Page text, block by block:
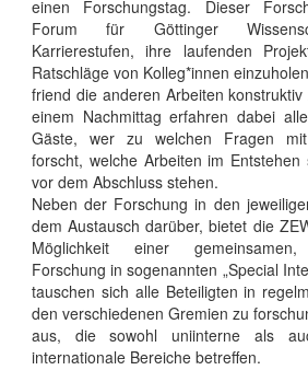
einen Forschungstag. Dieser
Forum für Göttinger
Karrierestufen, ihre laufenden
Ratschläge von Kolleg*innen
friend die anderen Arbeiten
einem Nachmittag erfahren dabei
Gäste, wer zu welchen Fragen
forscht, welche Arbeiten im
vor dem Abschluss stehen.
Neben der Forschung in den
dem Austausch darüber, bietet die
Möglichkeit einer gemeinsamen,
Forschung in sogenannten „Special
tauschen sich alle Beteiligten in
den verschiedenen Gremien zu
aus, die sowohl uniinterne als
internationale Bereiche betreffen.